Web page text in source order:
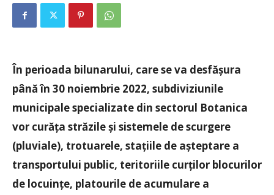
În perioada bilunarului, care se va desfășura
până în 30 noiembrie 2022, subdiviziunile
municipale specializate din sectorul Botanica
vor curăța străzile și sistemele de scurgere
(pluviale), trotuarele, stațiile de așteptare a
transportului public, teritoriile curților blocurilor
de locuințe, platourile de acumulare a